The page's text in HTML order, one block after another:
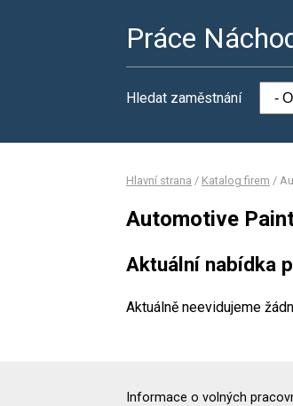
Práce
Hledat zaměstnání
Hlavní strana / Katalog firem /
Automotive
Aktuální nabídka
Aktuálně neevidujeme
Informace o volných